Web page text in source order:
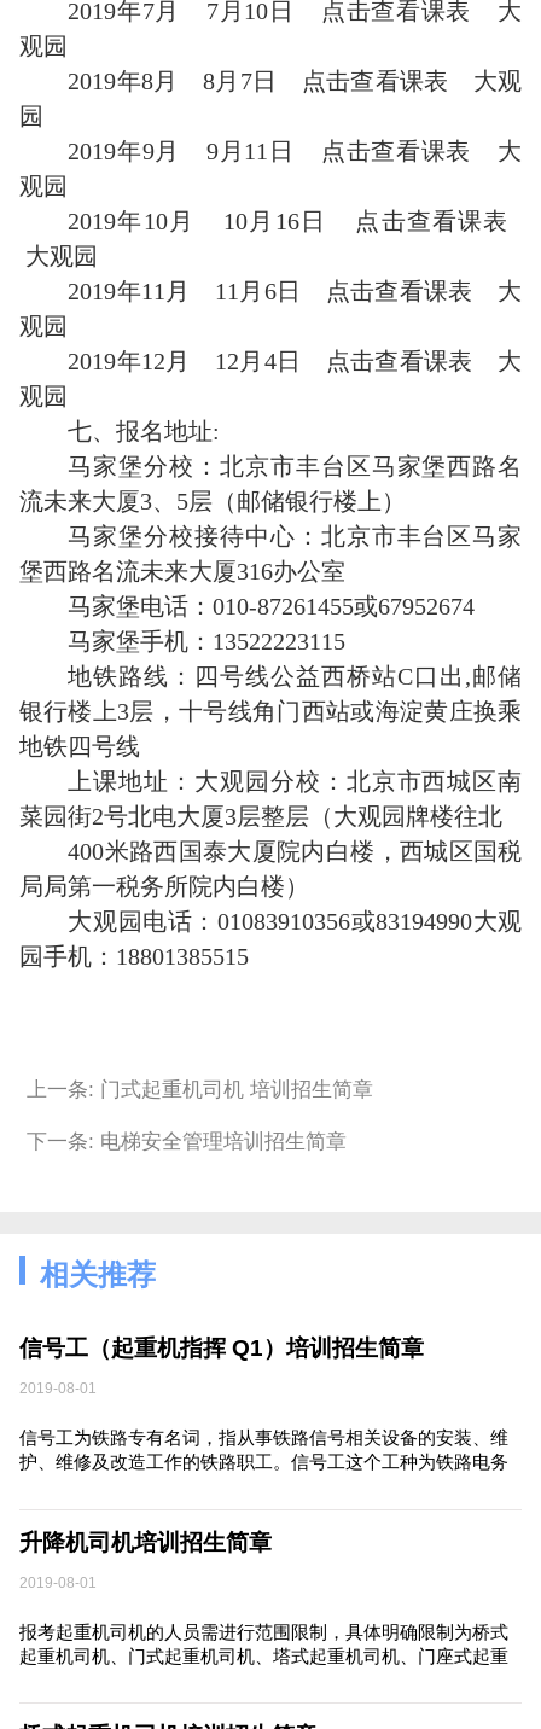
2019年7月 7月10日 点击查看课表 大
观园
2019年8月 8月7日 点击查看课表 大观
园
2019年9月 9月11日 点击查看课表 大
观园
2019年10月 10月16日 点击查看课表
大观园
2019年11月 11月6日 点击查看课表 大
观园
2019年12月 12月4日 点击查看课表 大
观园
七、报名地址:
马家堡分校：北京市丰台区马家堡西路名
流未来大厦3、5层（邮储银行楼上）
马家堡分校接待中心：北京市丰台区马家
堡西路名流未来大厦316办公室
马家堡电话：010-87261455或67952674
马家堡手机：13522223115
地铁路线：四号线公益西桥站C口出,邮储
银行楼上3层，十号线角门西站或海淀黄庄换乘
地铁四号线
上课地址：大观园分校：北京市西城区南
菜园街2号北电大厦3层整层（大观园牌楼往北
400米路西国泰大厦院内白楼，西城区国税
局局第一税务所院内白楼）
大观园电话：01083910356或83194990大观
园手机：18801385515
上一条: 门式起重机司机 培训招生简章
下一条: 电梯安全管理培训招生简章
相关推荐
信号工（起重机指挥 Q1）培训招生简章
2019-08-01
信号工为铁路专有名词，指从事铁路信号相关设备的安装、维
护、维修及改造工作的铁路职工。信号工这个工种为铁路电务
一名优秀的铁路信号工需要有较高的综合素质。
升降机司机培训招生简章
2019-08-01
报考起重机司机的人员需进行范围限制，具体明确限制为桥式
起重机司机、门式起重机司机、塔式起重机司机、门座式起重
机。